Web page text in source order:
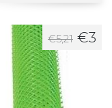
€5,21 €3